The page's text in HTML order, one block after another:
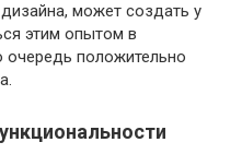
может создать у
этим опытом в
очередь положительно